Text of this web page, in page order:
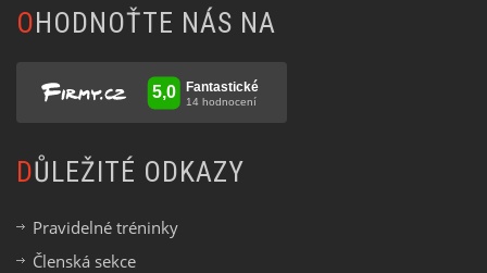
OHODNOŤTE NÁS NA
DŮLEŽITÉ ODKAZY
Pravidelné tréninky
Členská sekce